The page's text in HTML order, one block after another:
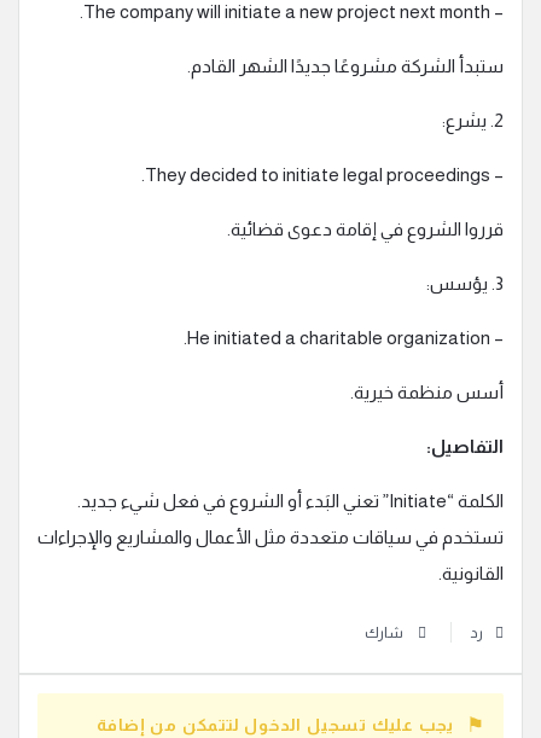
– The company will initiate a new project next month.
ستبدأ الشركة مشروعًا جديدًا الشهر القادم.
2. يشرع:
– They decided to initiate legal proceedings.
قرروا الشروع في إقامة دعوى قضائية.
3. يؤسس:
– He initiated a charitable organization.
أسس منظمة خيرية.
التفاصيل:
الكلمة “Initiate” تعني البَدء أو الشروع في فعل شيء جديد.
تستخدم في سياقات متعددة مثل الأعمال والمشاريع والإجراءات
القانونية.
رد شارك
يجب عليك تسجيل الدخول لتتمكن من إضافة